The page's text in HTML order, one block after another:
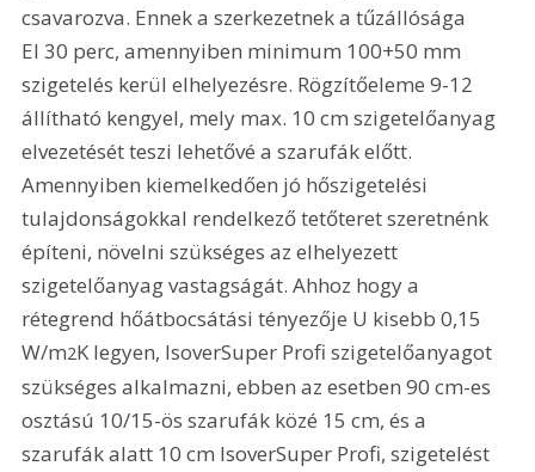
csavarozva. Ennek a szerkezetnek a tűzállósága
EI 30 perc, amennyiben minimum 100+50 mm
szigetelés kerül elhelyezésre. Rögzítőeleme 9-12
állítható kengyel, mely max. 10 cm szigetelőanyag
elvezetését teszi lehetővé a szarufák előtt.
Amennyiben kiemelkedően jó hőszigetelési
tulajdonságokkal rendelkező tetőteret szeretnénk
építeni, növelni szükséges az elhelyezett
szigetelőanyag vastagságát. Ahhoz hogy a
rétegrend hőátbocsátási tényezője U kisebb 0,15
W/m2K legyen, IsoverSuper Profi szigetelőanyagot
szükséges alkalmazni, ebben az esetben 90 cm-es
osztású 10/15-ös szarufák közé 15 cm, és a
szarufák alatt 10 cm IsoverSuper Profi, szigetelést